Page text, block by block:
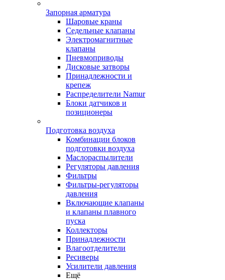
Запорная арматура
Шаровые краны
Седельные клапаны
Электромагнитные
клапаны
Пневмоприводы
Дисковые затворы
Принадлежности и
крепеж
Распределители Namur
Блоки датчиков и
позиционеры
Подготовка воздуха
Комбинации блоков
подготовки воздуха
Маслораспылители
Регуляторы давления
Фильтры
Фильтры-регуляторы
давления
Включающие клапаны
и клапаны плавного
пуска
Коллекторы
Принадлежности
Влагоотделители
Ресиверы
Усилители давления
Ещё